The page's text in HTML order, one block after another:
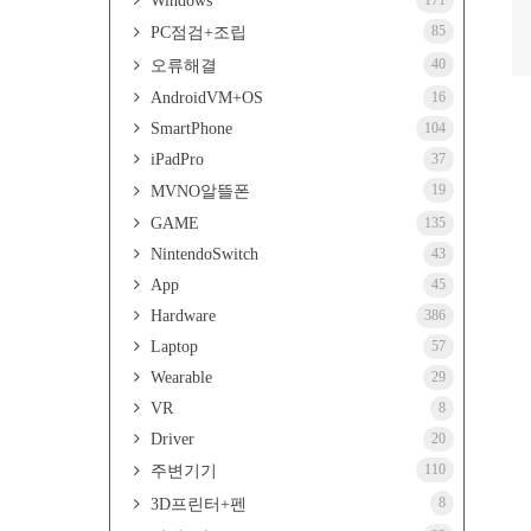
PC점검+조립 85
오류해결 40
AndroidVM+OS 16
SmartPhone 104
iPadPro 37
MVNO알뜰폰 19
GAME 135
NintendoSwitch 43
App 45
Hardware 386
Laptop 57
Wearable 29
VR 8
Driver 20
주변기기 110
3D프린터+펜 8